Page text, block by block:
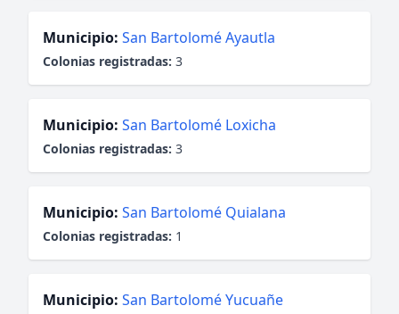
Municipio: San Bartolomé Ayautla
Colonias registradas: 3
Municipio: San Bartolomé Loxicha
Colonias registradas: 3
Municipio: San Bartolomé Quialana
Colonias registradas: 1
Municipio: San Bartolomé Yucuañe